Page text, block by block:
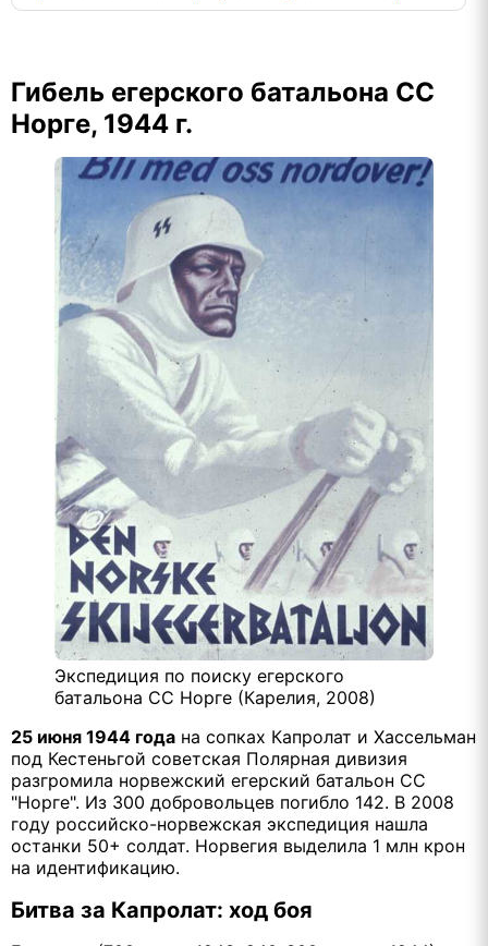
Гибель егерского батальона СС
Норге, 1944 г.
Экспедиция по поиску егерского
батальона СС Норге (Карелия, 2008)
25 июня 1944 года на сопках Капролат и Хассельман
под Кестеньгой советская Полярная дивизия
разгромила норвежский егерский батальон СС
"Норге". Из 300 добровольцев погибло 142. В 2008
году российско-норвежская экспедиция нашла
останки 50+ солдат. Норвегия выделила 1 млн крон
на идентификацию.
Битва за Капролат: ход боя